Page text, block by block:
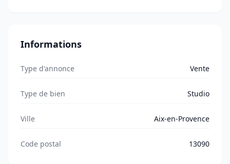
Informations
Type d'annonce Vente
Type de bien Studio
Ville Aix-en-Provence
Code postal 13090